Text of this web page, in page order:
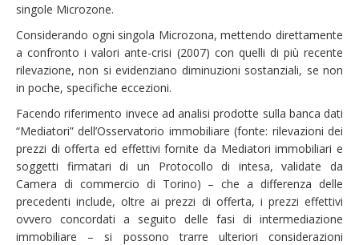
singole Microzone.
Considerando ogni singola Microzona, mettendo direttamente
a confronto i valori ante-crisi (2007) con quelli di più recente
rilevazione, non si evidenziano diminuzioni sostanziali, se non
in poche, specifiche eccezioni.
Facendo riferimento invece ad analisi prodotte sulla banca dati
“Mediatori” dell’Osservatorio immobiliare (fonte: rilevazioni dei
prezzi di offerta ed effettivi fornite da Mediatori immobiliari e
soggetti firmatari di un Protocollo di intesa, validate da
Camera di commercio di Torino) – che a differenza delle
precedenti include, oltre ai prezzi di offerta, i prezzi effettivi
ovvero concordati a seguito delle fasi di intermediazione
immobiliare – si possono trarre ulteriori considerazioni